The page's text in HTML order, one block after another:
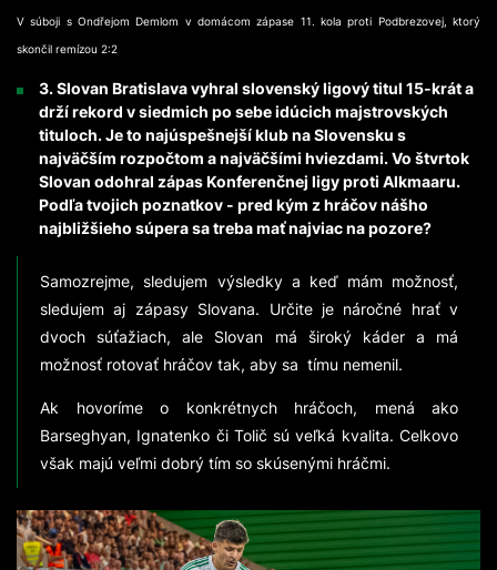
V súboji s Ondřejom Demlom v domácom zápase 11. kola proti Podbrezovej, ktorý
skončil remízou 2:2
3. Slovan Bratislava vyhral slovenský ligový titul 15-krát a
drží rekord v siedmich po sebe idúcich majstrovských
tituloch. Je to najúspešnejší klub na Slovensku s
najväčším rozpočtom a najväčšími hviezdami. Vo štvrtok
Slovan odohral zápas Konferenčnej ligy proti Alkmaaru.
Podľa tvojich poznatkov - pred kým z hráčov nášho
najbližšieho súpera sa treba mať najviac na pozore?
Samozrejme, sledujem výsledky a keď mám možnosť,
sledujem aj zápasy Slovana. Určite je náročné hrať v
dvoch súťažiach, ale Slovan má široký káder a má
možnosť rotovať hráčov tak, aby sa tímu nemenil.
Ak hovoríme o konkrétnych hráčoch, mená ako
Barseghyan, Ignatenko či Tolič sú veľká kvalita. Celkovo
však majú veľmi dobrý tím so skúsenými hráčmi.